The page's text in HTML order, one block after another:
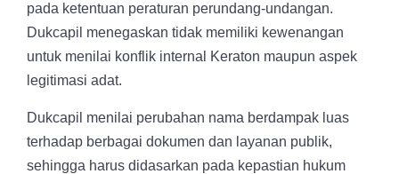
pada ketentuan peraturan perundang-undangan.
Dukcapil menegaskan tidak memiliki kewenangan
untuk menilai konflik internal Keraton maupun aspek
legitimasi adat.
Dukcapil menilai perubahan nama berdampak luas
terhadap berbagai dokumen dan layanan publik,
sehingga harus didasarkan pada kepastian hukum